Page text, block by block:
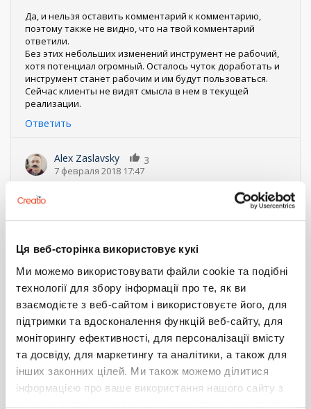
Ця веб-сторінка використовує кукі
Ми можемо використовувати файли cookie та подібні
технології для збору інформації про те, як ви
взаємодієте з веб-сайтом і використовуєте його, для
підтримки та вдосконалення функцій веб-сайту, для
моніторингу ефективності, для персоналізації вмісту
та досвіду, для маркетингу та аналітики, а також для
інших законних цілей. Ми також можемо ділитися
інформацією про ваше використання нашого сайту з
Да, и нельзя оставить комментарий к комментарию,
поэтому также не видно, что на твой комментарий
ответили.
Без этих небольших изменений инструмент не рабочий,
хотя потенциал огромный. Осталось чуток доработать и
инструмент станет рабочим и им будут пользоваться.
Сейчас клиенты не видят смысла в нем в текущей
реализации.
Ответить
Alex Zaslavsky
7 февраля 2018 17:47
3
Есть какие-то сдвиги по этому вопросу? Люди просят.
Shevchenko Andrey 1
Здравствуйте!
Реализация данного функционала запланирована в
Ответить
Федоренко Михаил Юрьевич
6 мая 2018 13:07
0